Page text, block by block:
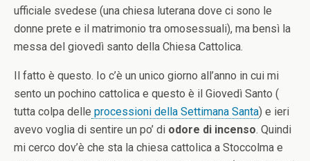
ufficiale svedese (una chiesa luterana dove ci sono le
donne prete e il matrimonio tra omosessuali), ma bensì la
messa del giovedì santo della Chiesa Cattolica.
Il fatto è questo. Io c’è un unico giorno all’anno in cui mi
sento un pochino cattolica e questo è il Giovedì Santo (
tutta colpa delle processioni della Settimana Santa) e ieri
avevo voglia di sentire un po’ di odore di incenso. Quindi
mi cerco dov’è che sta la chiesa cattolica a Stoccolma e